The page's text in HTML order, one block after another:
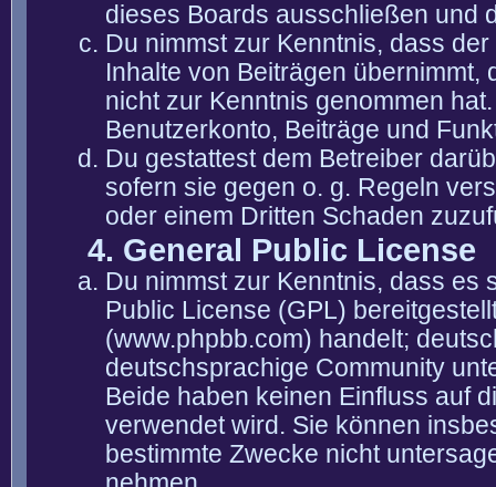
dieses Boards ausschließen und
Du nimmst zur Kenntnis, dass
Inhalte von Beiträgen übernimmt,
nicht zur Kenntnis genommen
Benutzerkonto, Beiträge und
Du gestattest dem Betreiber
sofern sie gegen o. g. Regeln
oder einem Dritten Schaden
4. General Public License
Du nimmst zur Kenntnis, dass es
Public License (GPL)
(www.phpbb.com) handelt;
deutschsprachige Community
Beide haben keinen Einfluss auf
verwendet wird. Sie können
bestimmte Zwecke nicht